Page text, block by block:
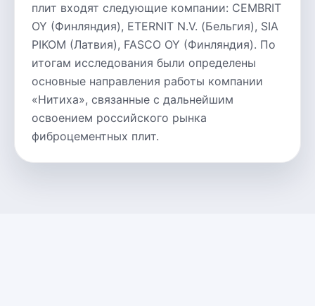
плит входят следующие компании: CEMBRIT
OY (Финляндия), ETERNIT N.V. (Бельгия), SIA
PIKOM (Латвия), FASCO OY (Финляндия). По
итогам исследования были определены
основные направления работы компании
«Нитиха», связанные с дальнейшим
освоением российского рынка
фиброцементных плит.